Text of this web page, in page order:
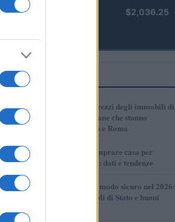
PRIME)
$2,036.25
PIÙ LETTI
1
Dove crescono i prezzi degli immobili di
lusso: le città italiane che stanno
superando Milano e Roma
2
Dove conviene comprare casa per
affittarla nel 2026: dati e tendenze
3
Come investire in modo sicuro nel 2026:
conti deposito, titoli di Stato e buoni